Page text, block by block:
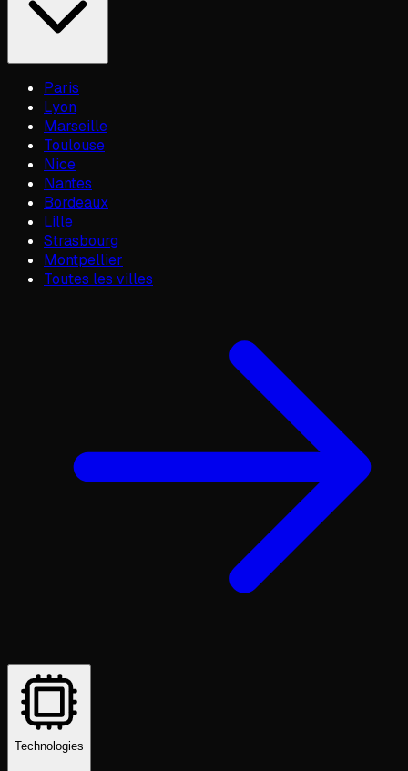
Paris
Lyon
Marseille
Toulouse
Nice
Nantes
Bordeaux
Lille
Strasbourg
Montpellier
Toutes les villes
Technologies